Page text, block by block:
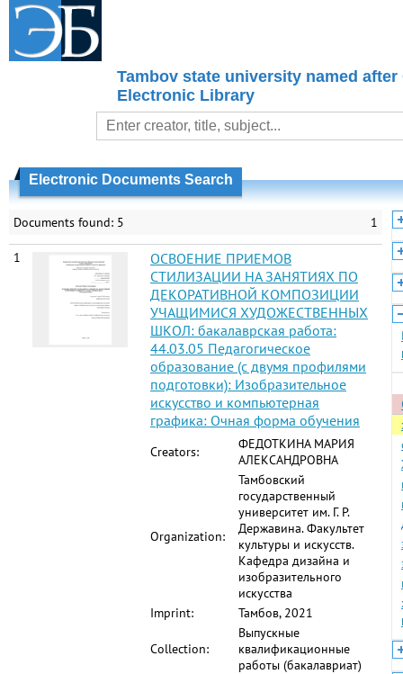
Tambov state university named after
Electronic Library
Electronic Documents Search
Documents found: 5 1
1
ОСВОЕНИЕ ПРИЕМОВ
СТИЛИЗАЦИИ НА ЗАНЯТИЯХ ПО
ДЕКОРАТИВНОЙ КОМПОЗИЦИИ
УЧАЩИМИСЯ ХУДОЖЕСТВЕННЫХ
ШКОЛ: бакалаврская работа:
44.03.05 Педагогическое
образование (с двумя профилями
подготовки): Изобразительное
искусство и компьютерная
графика: Очная форма обучения
Creators:
ФЕДОТКИНА МАРИЯ
АЛЕКСАНДРОВНА
Organization:
Тамбовский
государственный
университет им. Г. Р.
Державина. Факультет
культуры и искусств.
Кафедра дизайна и
изобразительного
искусства
Imprint:
Тамбов, 2021
Collection:
Выпускные
квалификационные
работы (бакалавриат)